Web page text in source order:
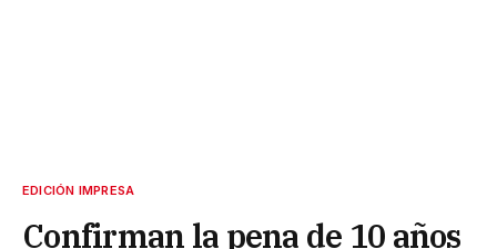
EDICIÓN IMPRESA
Confirman la pena de 10 años